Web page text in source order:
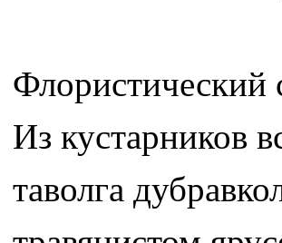
Флористический
Из кустарников
таволга